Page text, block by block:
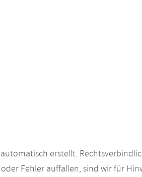
erstellt.
Fehler auffallen, sind wir für